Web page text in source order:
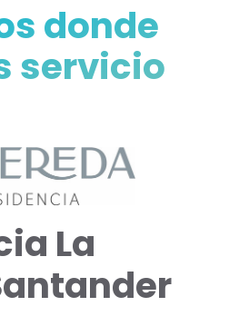
donde
servicio
La